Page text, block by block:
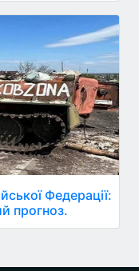
Федерації:
прогноз.